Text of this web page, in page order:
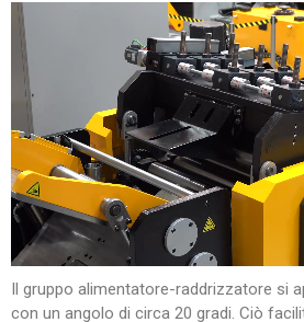
Il gruppo alimentatore-raddrizzatore si
con un angolo di circa 20 gradi. Ciò